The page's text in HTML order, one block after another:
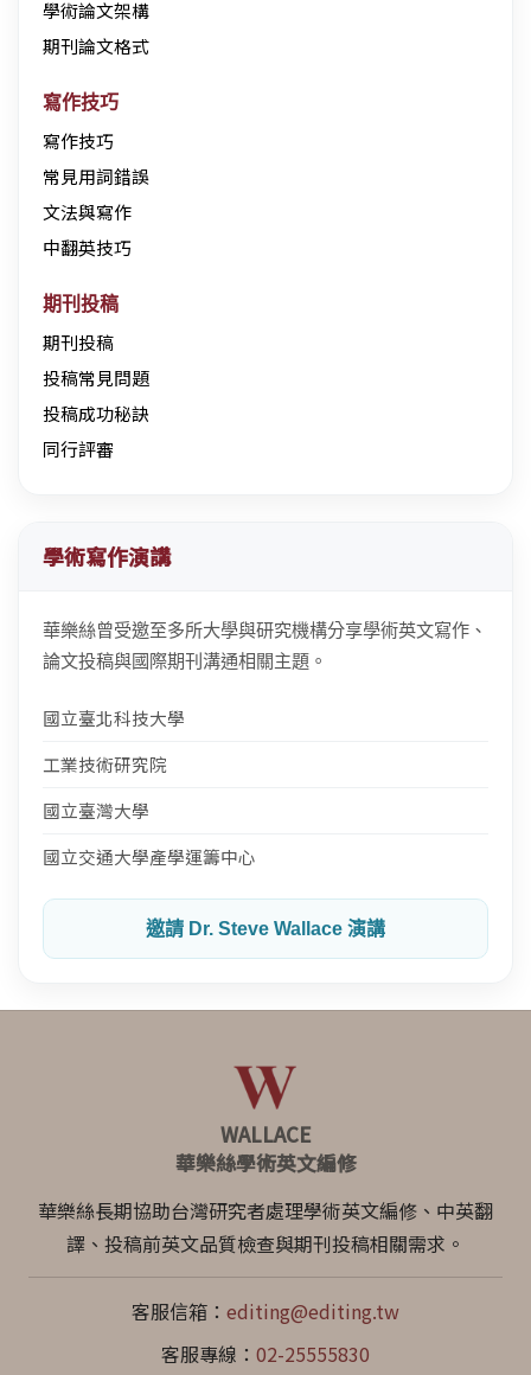
學術論文架構
期刊論文格式
寫作技巧
寫作技巧
常見用詞錯誤
文法與寫作
中翻英技巧
期刊投稿
期刊投稿
投稿常見問題
投稿成功秘訣
同行評審
學術寫作演講
華樂絲曾受邀至多所大學與研究機構分享學術英文寫作、
論文投稿與國際期刊溝通相關主題。
國立臺北科技大學
工業技術研究院
國立臺灣大學
國立交通大學產學運籌中心
邀請 Dr. Steve Wallace 演講
WALLACE
華樂絲學術英文編修
華樂絲長期協助台灣研究者處理學術英文編修、中英翻
譯、投稿前英文品質檢查與期刊投稿相關需求。
客服信箱： editing@editing.tw
客服專線： 02-25555830